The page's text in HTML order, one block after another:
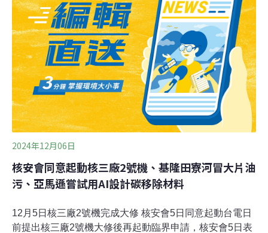
島。這片海域因為黑潮遇到東海陸棚所形成的湧升流，而
有豐富漁業資源，許多海鳥因而聚集。志工參與這項調
查，想知道海鳥的食性與台灣周圍海域的資源變化，台北
鳥會成立社群平台，廣邀各方好手拍攝啣著魚的海鳥照
片，透過照片理解鳥類分布和牠們所吃的魚類，累積海洋
生態變化的相關資訊。參與計畫門檻高 要能不暈船還要眼
力好海鳥的觀賞門檻很高，首先要能不暈船，還要有很高
的專注度，超好的視力、豐富的辨識經驗。一旦發現海
鳥，志
2024年12月06日
核安會同意起動核三廠2號機、基隆田寮河冒大片油
污、亞馬遜嘗試用AI設計碳移除材料
12月5日核三廠2號機完成大修 核安會5日同意起動台電日
前提出核三廠2號機大修後再起動臨界申請，核安會5日表